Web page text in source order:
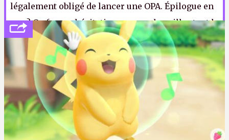
légalement obligé de lancer une OPA. Épilogue en
vue ? Ou fausse hésitation pour embrouiller tout le
monde ? OK, ça manque de dragons et de morts-
vivants, mais c'est distrayant quand même.